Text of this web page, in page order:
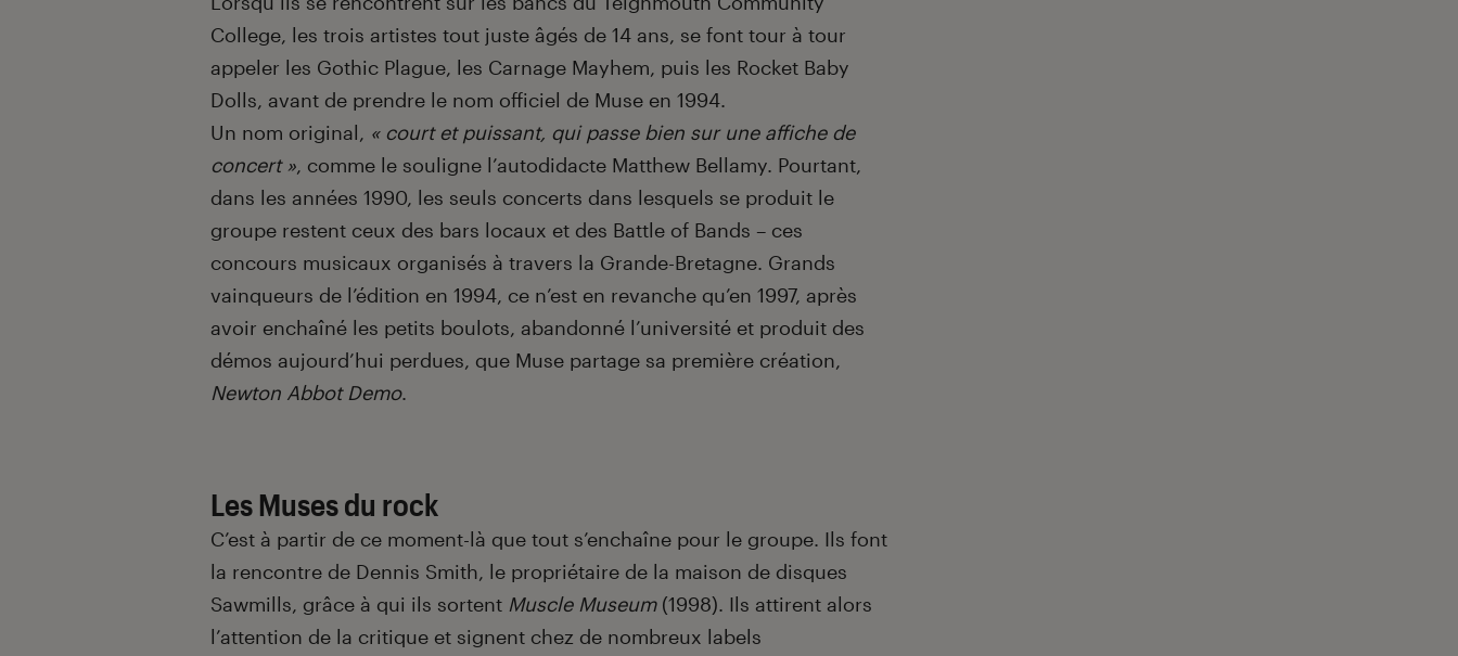
College, les trois artistes tout juste âgés de 14 ans, se font tour à tour
appeler les Gothic Plague, les Carnage Mayhem, puis les Rocket Baby
Dolls, avant de prendre le nom officiel de Muse en 1994.
Un nom original, « court et puissant, qui passe bien sur une affiche de
concert », comme le souligne l’autodidacte Matthew Bellamy. Pourtant,
dans les années 1990, les seuls concerts dans lesquels se produit le
groupe restent ceux des bars locaux et des Battle of Bands – ces
concours musicaux organisés à travers la Grande-Bretagne. Grands
vainqueurs de l’édition en 1994, ce n’est en revanche qu’en 1997, après
avoir enchaîné les petits boulots, abandonné l’université et produit des
démos aujourd’hui perdues, que Muse partage sa première création,
Newton Abbot Demo.
Les Muses du rock
C’est à partir de ce moment-là que tout s’enchaîne pour le groupe. Ils font
la rencontre de Dennis Smith, le propriétaire de la maison de disques
Sawmills, grâce à qui ils sortent Muscle Museum(1998). Ils attirent alors
l’attention de la critique et signent chez de nombreux labels